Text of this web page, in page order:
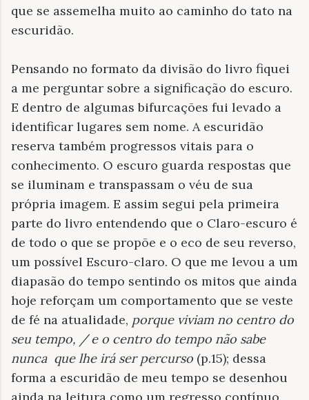
que se assemelha muito ao caminho do tato na
escuridão.
Pensando no formato da divisão do livro fiquei
a me perguntar sobre a significação do escuro.
E dentro de algumas bifurcações fui levado a
identificar lugares sem nome. A escuridão
reserva também progressos vitais para o
conhecimento. O escuro guarda respostas que
se iluminam e transpassam o véu de sua
própria imagem. E assim segui pela primeira
parte do livro entendendo que o Claro-escuro é
de todo o que se propõe e o eco de seu reverso,
um possível Escuro-claro. O que me levou a um
diapasão do tempo sentindo os mitos que ainda
hoje reforçam um comportamento que se veste
de fé na atualidade, porque viviam no centro do
seu tempo, / e o centro do tempo não sabe
nunca que lhe irá ser percurso (p.15); dessa
forma a escuridão de meu tempo se desenhou